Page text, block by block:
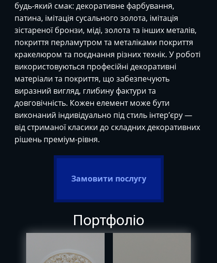
будь-який смак: декоративне фарбування,
патина, імітація сусального золота, імітація
зістареної бронзи, міді, золота та інших металів,
покриття перламутром та металіками покриття
кракелюром та поєднання різних технік. У роботі
використовуються професійні декоративні
матеріали та покриття, що забезпечують
виразний вигляд, глибину фактури та
довговічність. Кожен елемент може бути
виконаний індивідуально під стиль інтер’єру —
від стриманої класики до складних декоративних
рішень преміум-рівня.
Замовити послугу
Портфоліо